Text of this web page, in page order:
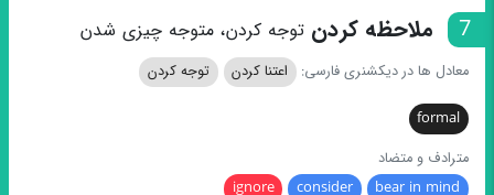
7 ملاحظه کردنتوجه کردن، متوجه چیزی شدن
معادل ها در دیکشنری فارسی: اعتنا کردن توجه کردن
formal
مترادف و متضاد
bear in mind
consider
ignore